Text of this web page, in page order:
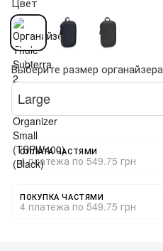
Выберите размер органайзера
Large
ОПЛАТА ЧАСТЯМИ
4 платежа по 549.75 грн
ПОКУПКА ЧАСТЯМИ
4 платежа по 549.75 грн